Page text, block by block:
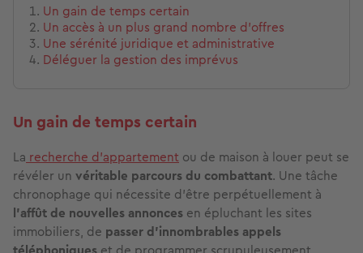
Un gain de temps certain
Un accès à un plus grand nombre d’offres
Une sérénité juridique et administrative
Déléguer la gestion des imprévus
Un gain de temps certain
La recherche d’appartement ou de maison à louer peut se
révéler un véritable parcours du combattant. Une tâche
chronophage qui nécessite d’être perpétuellement à
l’affût de nouvelles annonces en épluchant les sites
immobiliers, de passer d’innombrables appels